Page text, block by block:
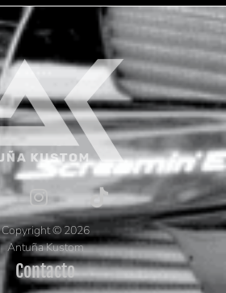
Copyright © 2026
Antuña Kustom
Contacto